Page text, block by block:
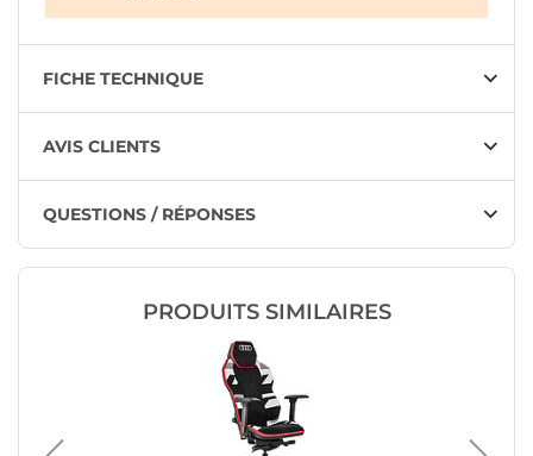
FICHE TECHNIQUE
AVIS CLIENTS
QUESTIONS / RÉPONSES
PRODUITS SIMILAIRES